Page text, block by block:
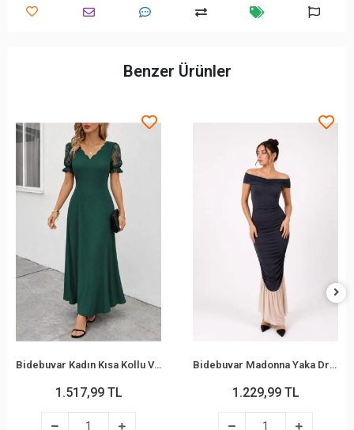
Benzer Ürünler
Bidebuvar Kadın Kısa Kollu V Yakalı Uzun Janjan Elbise
1.517,99 TL
Bidebuvar Madonna Yaka Drapeli Büzgü Detaylı Balık Kesim Uzun Abiye Elbise - İndigo
1.229,99 TL